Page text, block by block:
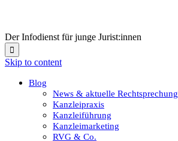
Der Infodienst für junge Jurist:innen

Skip to content
Blog
News & aktuelle Rechtsprechung
Kanzleipraxis
Kanzleiführung
Kanzleimarketing
RVG & Co.